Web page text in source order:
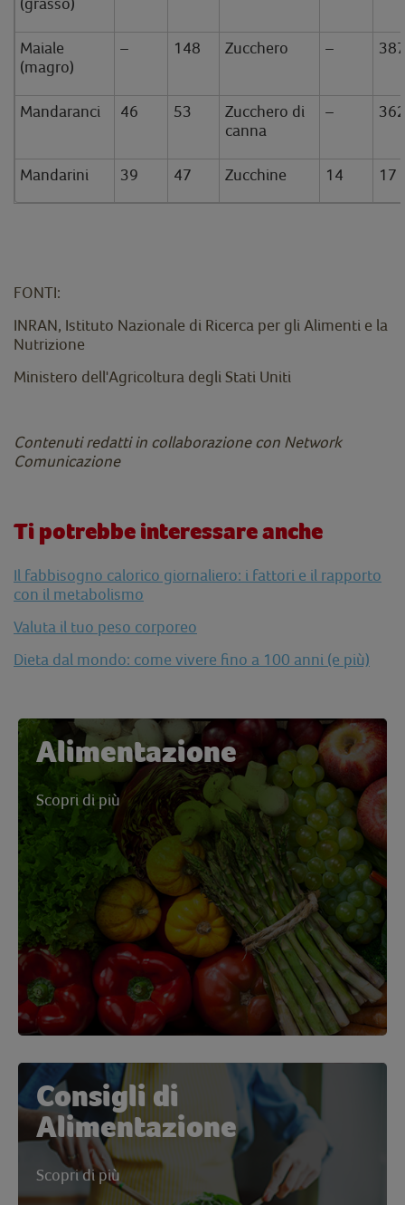
Maiale
(magro)
– 148 Zucchero –
Mandaranci 46 53
Zucchero di
canna
–
Mandarini 39 47 Zucchine 14 17
FONTI:
INRAN, Istituto Nazionale di Ricerca per gli Alimenti e la
Nutrizione
Ministero dell'Agricoltura degli Stati Uniti
Contenuti redatti in collaborazione con Network
Comunicazione
Ti potrebbe interessare anche
Il fabbisogno calorico giornaliero: i fattori e il rapporto
con il metabolismo
Valuta il tuo peso corporeo
Dieta dal mondo: come vivere fino a 100 anni (e più)
Alimentazione
Scopri di più
Consigli di
Alimentazione
Scopri di più